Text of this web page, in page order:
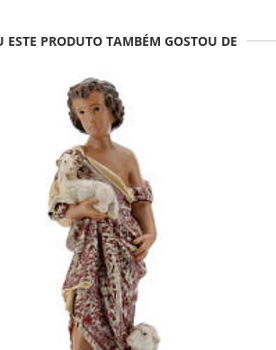
ESTE PRODUTO TAMBÉM GOSTOU DE